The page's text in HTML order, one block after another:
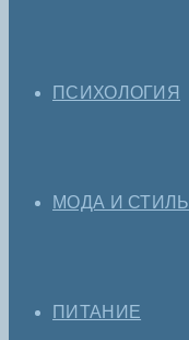
ПСИХОЛОГИЯ
МОДА И СТИЛЬ
ПИТАНИЕ